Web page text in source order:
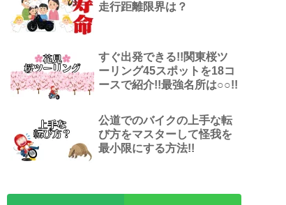
走行距離限界は？
すぐ出発できる!!関東桜ツ
ーリング45スポットを18コ
ースで紹介!!最強名所は○○!!
公道でのバイクの上手な転
び方をマスターして怪我を
最小限にする方法!!